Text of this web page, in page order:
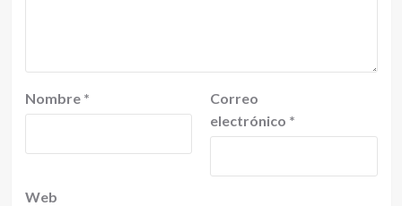
Nombre *
Correo
electrónico *
Web